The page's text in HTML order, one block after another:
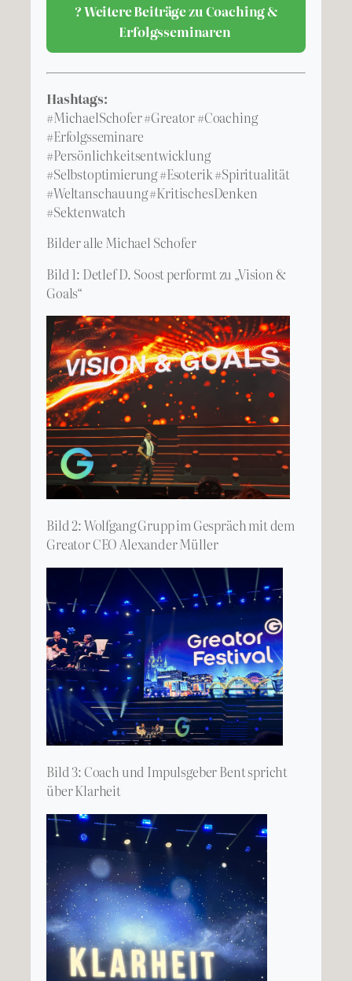
? Weitere Beiträge zu Coaching &
Erfolgsseminaren
Hashtags:
#MichaelSchofer #Greator #Coaching
#Erfolgsseminare
#Persönlichkeitsentwicklung
#Selbstoptimierung #Esoterik #Spiritualität
#Weltanschauung #KritischesDenken
#Sektenwatch
Bilder alle Michael Schofer
Bild 1: Detlef D. Soost performt zu „Vision &
Goals“
Bild 2: Wolfgang Grupp im Gespräch mit dem
Greator CEO Alexander Müller
Bild 3: Coach und Impulsgeber Bent spricht
über Klarheit